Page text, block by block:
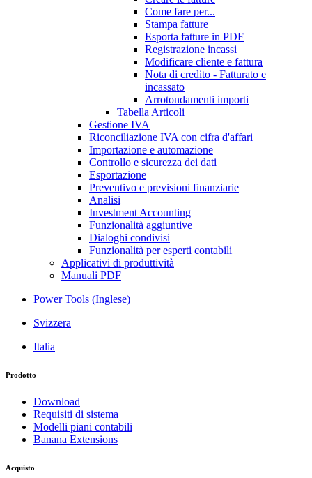
Come fare per...
Stampa fatture
Esporta fatture in PDF
Registrazione incassi
Modificare cliente e fattura
Nota di credito - Fatturato e
incassato
Arrotondamenti importi
Tabella Articoli
Gestione IVA
Riconciliazione IVA con cifra d'affari
Importazione e automazione
Controllo e sicurezza dei dati
Esportazione
Preventivo e previsioni finanziarie
Analisi
Investment Accounting
Funzionalità aggiuntive
Dialoghi condivisi
Funzionalità per esperti contabili
Applicativi di produttività
Manuali PDF
Power Tools (Inglese)
Svizzera
Italia
Prodotto
Download
Requisiti di sistema
Modelli piani contabili
Banana Extensions
Acquisto